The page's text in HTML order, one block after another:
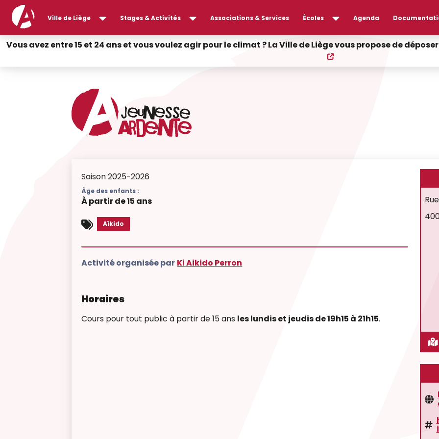
Ville de Liège Stages & Activités Associations & Services Écoles Agenda
Vous avez entre 15 et 24 ans et vous voulez agir pour le climat ? La Ville de Liège vous propose de
Saison 2025-2026
Âge des enfants :
À partir de 15 ans
Aïkido
Activité organisée par Ki Aikido Perron
Horaires
Cours pour tout public à partir de 15 ans les lundis et jeudis de 19h15 à 21h15.